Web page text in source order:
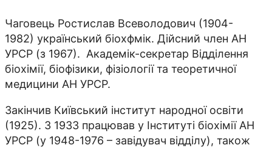
Чаговець Ростислав Всеволодович (1904-
1982) український біохфмік. Дійсний член АН
УРСР (з 1967). Академік-секретар Відділення
біохімії, біофізики, фізіології та теоретичної
медицини АН УРСР.
Закінчив Київський інститут народної освіти
(1925). З 1933 працював у Інституті біохімії АН
УРСР (у 1948-1976 – завідувач відділу), також